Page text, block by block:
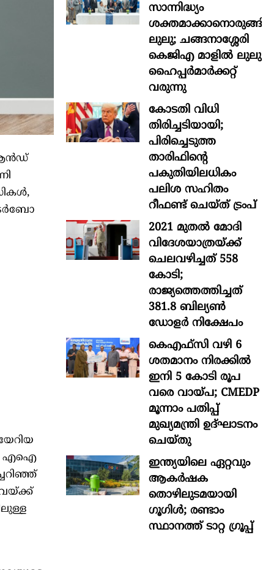
ആൻഡ്
എഐ
സാന്നിദ്ധ്യം
ശക്തമാക്കാനൊരുങ്ങി
ലുലു; ചങ്ങനാശ്ശേരി
കെജിഎ മാളിൽ ലുലു
ഹൈപ്പർമാർക്കറ്റ്
വരുന്നു
കോടതി വിധി
തിരിച്ചടിയായി;
പിരിച്ചെടുത്ത
താരിഫിന്‍റെ
പകുതിയിലധികം
പലിശ സഹിതം
റീഫണ്ട് ചെയ്ത് ട്രംപ്
2021 മുതൽ മോദി
വിദേശയാത്രയ്ക്ക്
ചെലവഴിച്ചത് 558
കോടി;
രാജ്യത്തെത്തിച്ചത്
381.8 ബില്യൺ
ഡോളർ നിക്ഷേപം
കെഎഫ്സി വഴി 6
ശതമാനം നിരക്കിൽ
ഇനി 5 കോടി രൂപ
വരെ വായ്പ; CMEDP
മൂന്നാം പതിപ്പ്
മുഖ്യമന്ത്രി ഉദ്ഘാടനം
ചെയ്തു
ഇന്ത്യയിലെ ഏറ്റവും
ആകര്‍ഷക
തൊഴിലുടമയായി
ഗൂഗിള്‍; രണ്ടാം
സ്ഥാനത്ത് ടാറ്റ ഗ്രൂപ്പ്